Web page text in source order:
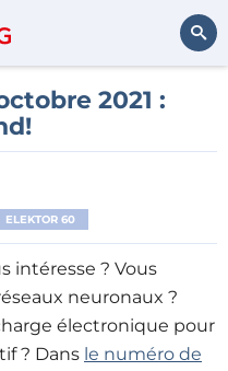
Rechercher
2021 :
ELEKTOR 60
intéresse ? Vous
neuronaux ?
électronique pour
? Dans le numéro de